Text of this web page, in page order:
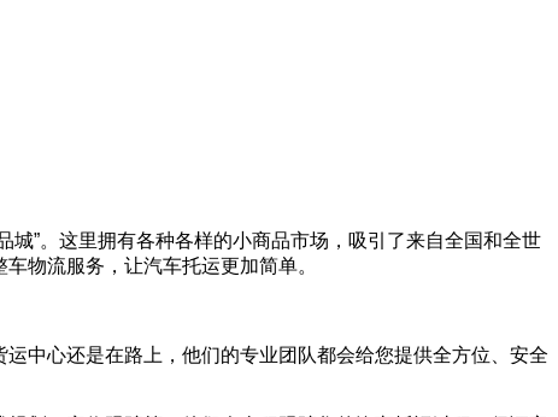
”。这里拥有各种各样的小商品市场，吸引了来自全国和全世
物流服务，让汽车托运更加简单。
中心还是在路上，他们的专业团队都会给您提供全方位、安全